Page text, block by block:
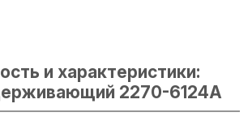
и характеристики:
2270-6124A